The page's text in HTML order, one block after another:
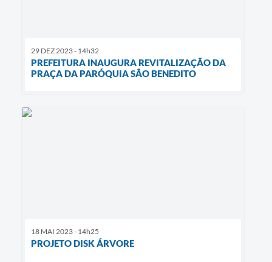
29 DEZ 2023 - 14h32
PREFEITURA INAUGURA REVITALIZAÇÃO DA
PRAÇA DA PARÓQUIA SÃO BENEDITO
18 MAI 2023 - 14h25
PROJETO DISK ÁRVORE